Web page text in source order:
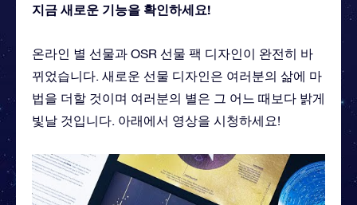
지금 새로운 기능을 확인하세요!
온라인 별 선물과 OSR 선물 팩 디자인이 완전히 바
뀌었습니다. 새로운 선물 디자인은 여러분의 삶에 마
법을 더할 것이며 여러분의 별은 그 어느 때보다 밝게
빛날 것입니다. 아래에서 영상을 시청하세요!